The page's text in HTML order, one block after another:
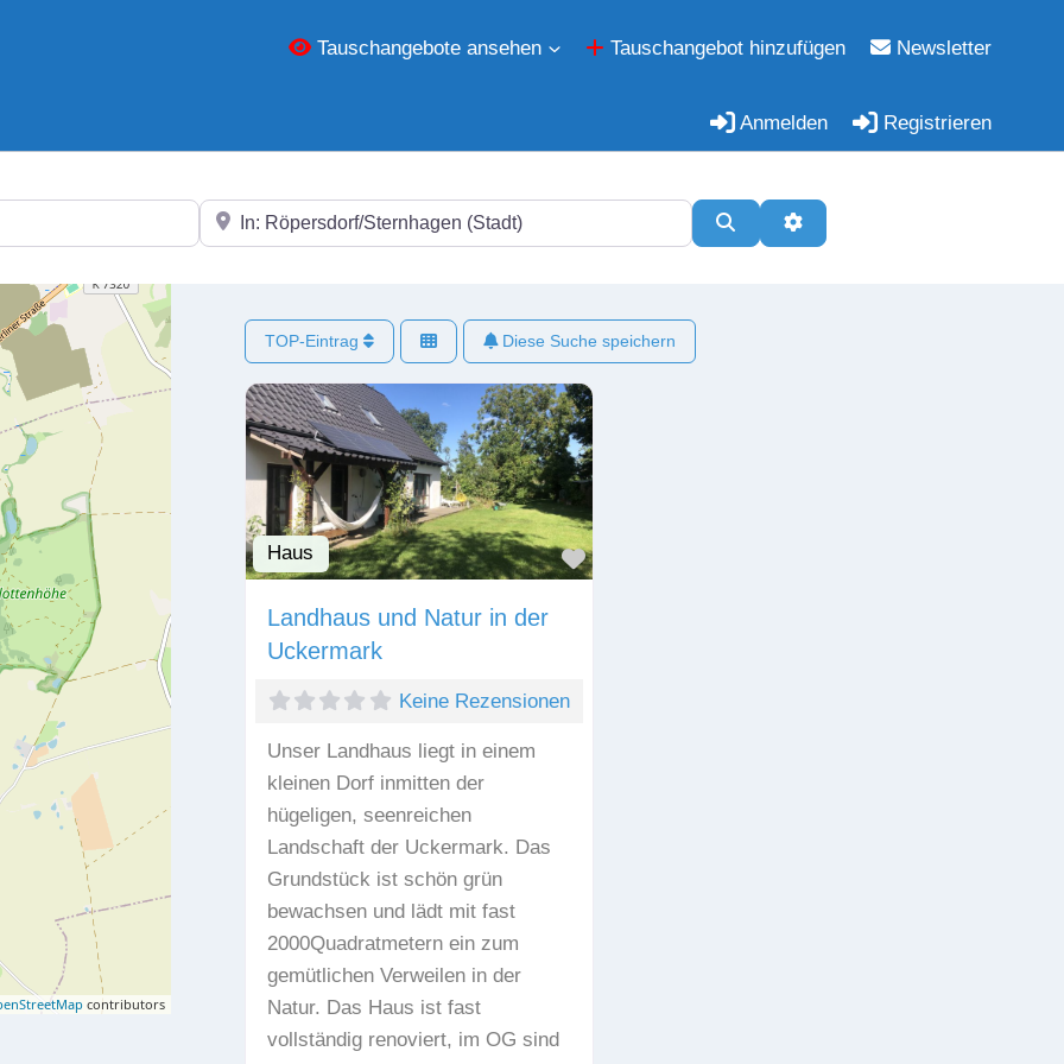
Tauschangebote ansehen Tauschangebot hinzufügen Newsletter
Anmelden Registrieren
In der Nähe SuchenErweiterte Filter
contributors
TOP-Eintrag Diese Suche speichern
Haus Favorit
Landhaus und Natur in der
Uckermark
Keine Rezensionen
Unser Landhaus liegt in einem
kleinen Dorf inmitten der
hügeligen, seenreichen
Landschaft der Uckermark. Das
Grundstück ist schön grün
bewachsen und lädt mit fast
2000Quadratmetern ein zum
gemütlichen Verweilen in der
Natur. Das Haus ist fast
vollständig renoviert, im OG sind